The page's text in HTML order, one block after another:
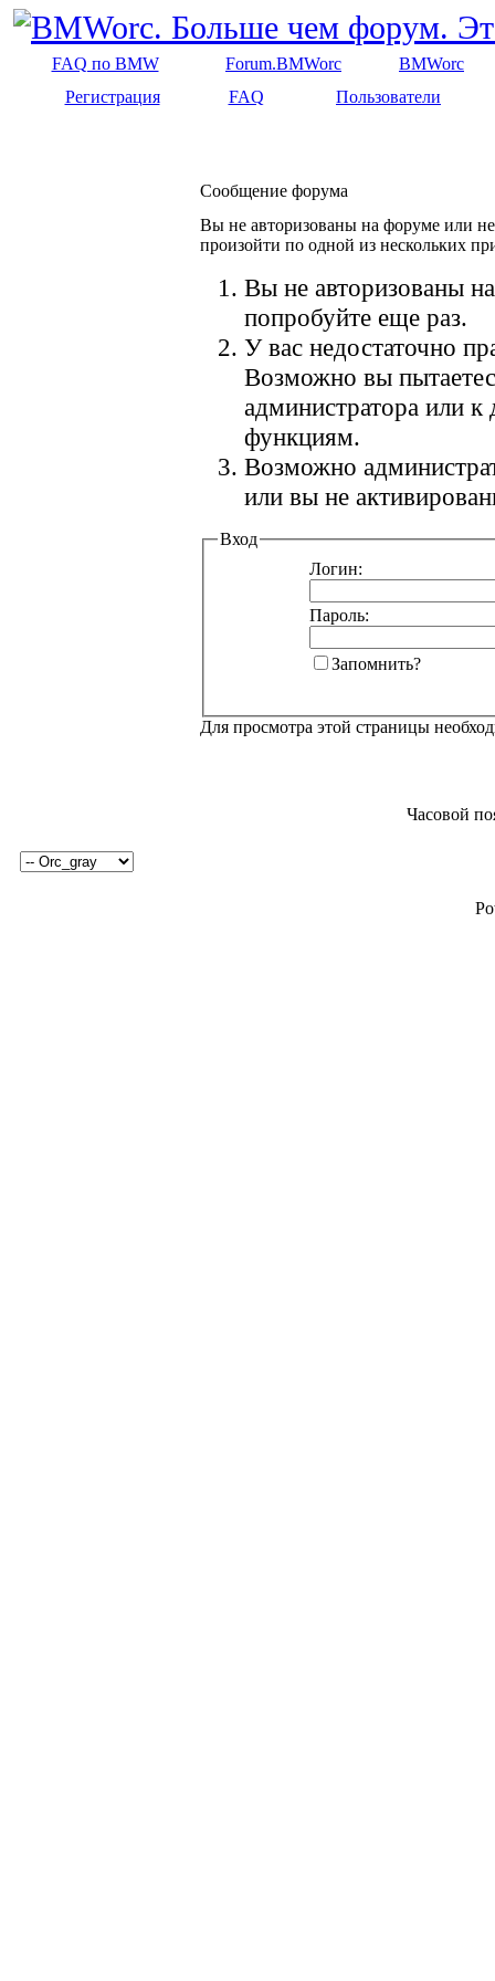
FAQ по BMW Forum.BMWorc
BMWorc
Регистрация
FAQ Пользователи
Сообщение форума
Вы не авторизованы на форуме или
произойти по одной из нескольких
Вы не авторизованы
попробуйте еще раз.
У вас недостаточно
Возможно вы
администратора или
функциям.
Возможно
или вы не
Вход
Логин:
Пароль:
Запомнить?
Для просмотра этой страницы
Часовой